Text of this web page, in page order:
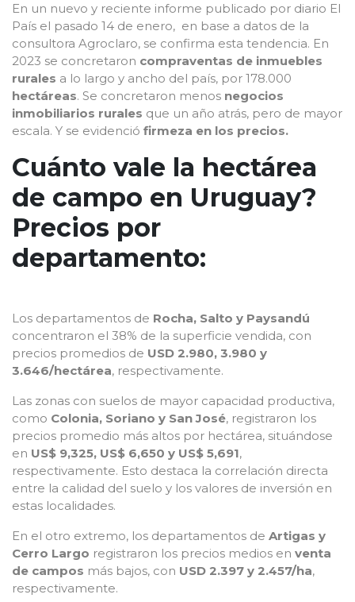
En un nuevo y reciente informe publicado por diario El
País el pasado 14 de enero, en base a datos de la
consultora Agroclaro, se confirma esta tendencia. En
2023 se concretaron compraventas de inmuebles
rurales a lo largo y ancho del país, por 178.000
hectáreas. Se concretaron menos negocios
inmobiliarios rurales que un año atrás, pero de mayor
escala. Y se evidenció firmeza en los precios.
Cuánto vale la hectárea
de campo en Uruguay?
Precios por
departamento:
Los departamentos de Rocha, Salto y Paysandú
concentraron el 38% de la superficie vendida, con
precios promedios de USD 2.980, 3.980 y
3.646/hectárea, respectivamente.
Las zonas con suelos de mayor capacidad productiva,
como Colonia, Soriano y San José, registraron los
precios promedio más altos por hectárea, situándose
en US$ 9,325, US$ 6,650 y US$ 5,691,
respectivamente. Esto destaca la correlación directa
entre la calidad del suelo y los valores de inversión en
estas localidades.
En el otro extremo, los departamentos de Artigas y
Cerro Largo registraron los precios medios en venta
de campos más bajos, con USD 2.397 y 2.457/ha,
respectivamente.